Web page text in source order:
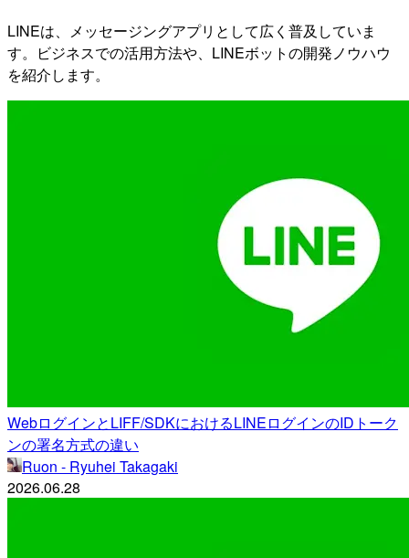
LINEは、メッセージングアプリとして広く普及していま
す。ビジネスでの活用方法や、LINEボットの開発ノウハウ
を紹介します。
WebログインとLIFF/SDKにおけるLINEログインのIDトーク
ンの署名方式の違い
Ruon - Ryuhei Takagaki
2026.06.28